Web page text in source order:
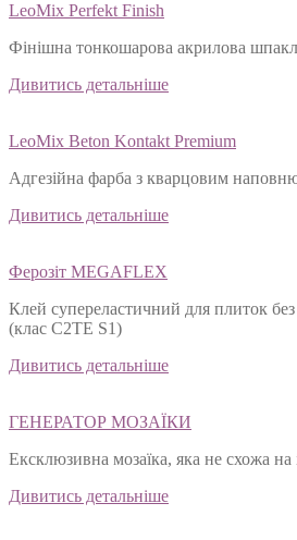
LeoMix Perfekt Finish
Фінішна тонкошарова акрилова
Дивитись детальніше
LeoMix Beton Kontakt Premium
Адгезійна фарба з кварцовим
Дивитись детальніше
Ферозіт MEGAFLEX
Клей супереластичний для плиток
(клас С2ТЕ S1)
Дивитись детальніше
ГЕНЕРАТОР МОЗАЇКИ
Ексклюзивна мозаїка, яка не схожа на
Дивитись детальніше